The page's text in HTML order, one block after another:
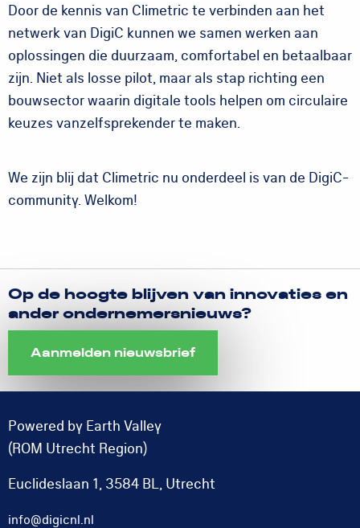
Door de kennis van Climetric te verbinden aan het
netwerk van DigiC kunnen we samen werken aan
oplossingen die duurzaam, comfortabel en betaalbaar
zijn. Niet als losse pilot, maar als stap richting een
bouwsector waarin digitale tools helpen om circulaire
keuzes vanzelfsprekender te maken.
We zijn blij dat Climetric nu onderdeel is van de DigiC-
community. Welkom!
Op de hoogte blijven van innovaties en
ander ondernemersnieuws?
Aanmelden nieuwsbrief
Powered by Earth Valley
(ROM Utrecht Region)
Euclideslaan 1, 3584 BL, Utrecht
info@digicnl.nl